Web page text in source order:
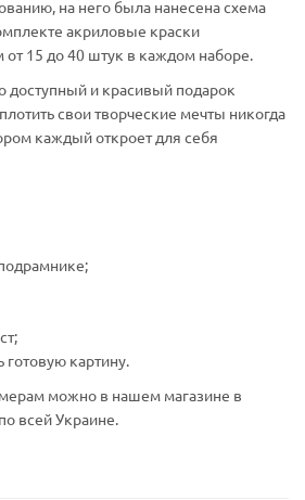
на него была нанесена схема
акриловые краски
15 до 40 штук в каждом наборе.
доступный и красивый подарок
свои творческие мечты никогда
каждый откроет для себя
готовую картину.
можно в нашем магазине в
всей Украине.